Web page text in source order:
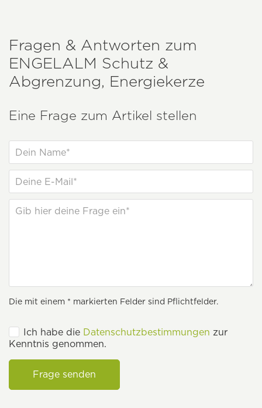
Fragen & Antworten zum
ENGELALM Schutz &
Abgrenzung, Energiekerze
Eine Frage zum Artikel stellen
Die mit einem * markierten Felder sind Pflichtfelder.
Ich habe die Datenschutzbestimmungen zur
Kenntnis genommen.
Frage senden